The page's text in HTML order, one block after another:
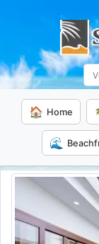
🏠 Home
🌊